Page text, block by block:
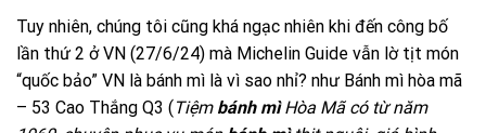
Tuy nhiên, chúng tôi cũng khá ngạc nhiên khi đến công bố
lần thứ 2 ở VN (27/6/24) mà Michelin Guide vẫn lờ tịt món
“quốc bảo” VN là bánh mì là vì sao nhỉ? như Bánh mì hòa mã
– 53 Cao Thắng Q3 (Tiệm bánh mìHòa Mã có từ năm